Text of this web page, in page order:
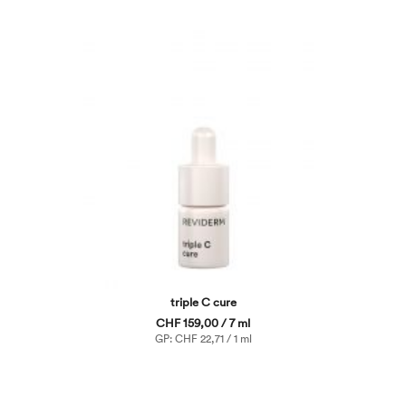
triple C cure
CHF 159,00 / 7 ml
GP: CHF 22,71 / 1 ml